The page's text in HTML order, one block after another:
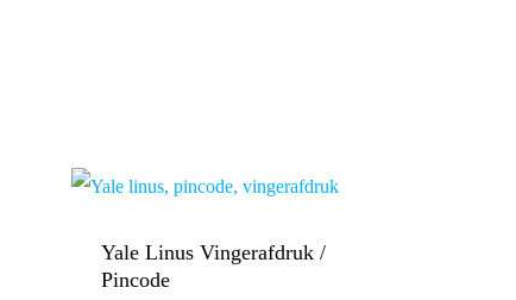
Yale Linus Vingerafdruk /
Pincode